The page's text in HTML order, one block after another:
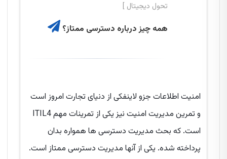
تحول دیجیتال ]
همه چیز درباره دسترسی ممتاز؟
امنیت اطلاعات جزو لاینفکی از دنیای تجارت امروز است
و تمرین مدیریت امنیت نیز یکی از تمرینات مهم ITIL4
است. که بحث مدیریت دسترسی ها همواره بدان
پرداخته شده. یکی از آنها مدیریت دسترسی ممتاز است.